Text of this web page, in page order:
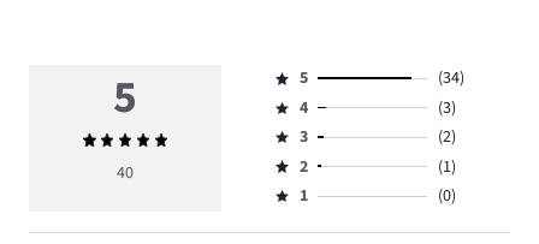
5
Średnia
ocena
40
Ocena
5,
ilość
głosów
34.
5
(34)
Ocena
4,
ilość
głosów
4
(3)
Ocena
3,
ilość
3
(2)
Ocena
2,
2
(1)
Ocena
1,
1 (0)